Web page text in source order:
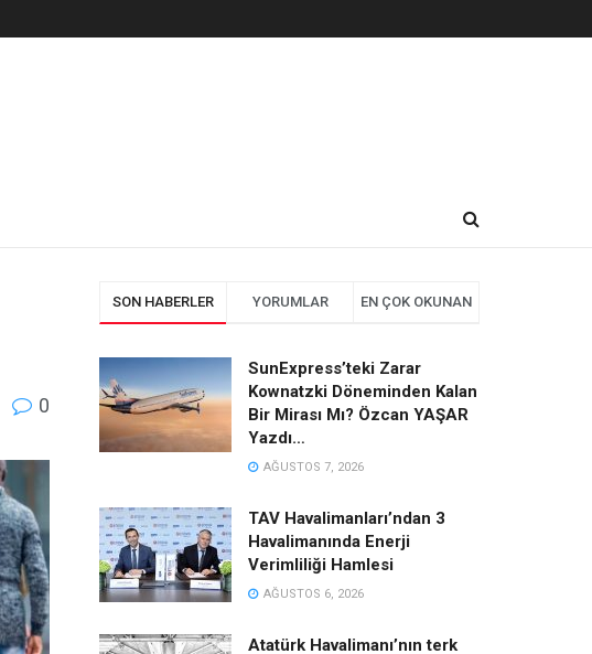
0
SON HABERLER YORUMLAR EN ÇOK OKUNAN
SunExpress’teki Zarar
Kownatzki Döneminden Kalan
Bir Mirası Mı? Özcan YAŞAR
Yazdı…
AĞUSTOS 7, 2026
TAV Havalimanları’ndan 3
Havalimanında Enerji
Verimliliği Hamlesi
AĞUSTOS 6, 2026
Atatürk Havalimanı’nın terk